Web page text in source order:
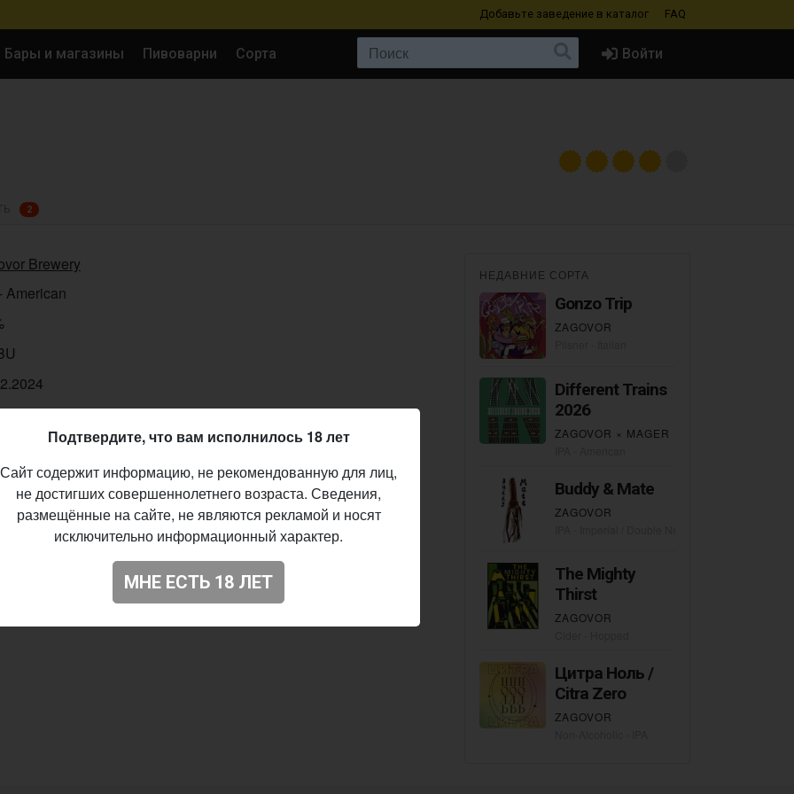
Добавьте заведение в каталог FAQ
Бары и магазины Пивоварни Сорта Войти
2
Brewery
American
НЕДАВНИЕ СОРТА
Gonzo Trip
ZAGOVOR
Different Trains
2026
ZAGOVOR × MAGER
Buddy & Mate
ZAGOVOR
The Mighty
Thirst
ZAGOVOR
Цитра Ноль /
Citra Zero
ZAGOVOR
Подтвердите, что вам исполнилось 18 лет
Сайт содержит информацию, не рекомендованную для лиц,
не достигших совершеннолетнего возраста. Сведения,
размещённые на сайте, не являются рекламой и носят
исключительно информационный характер.
МНЕ ЕСТЬ 18 ЛЕТ